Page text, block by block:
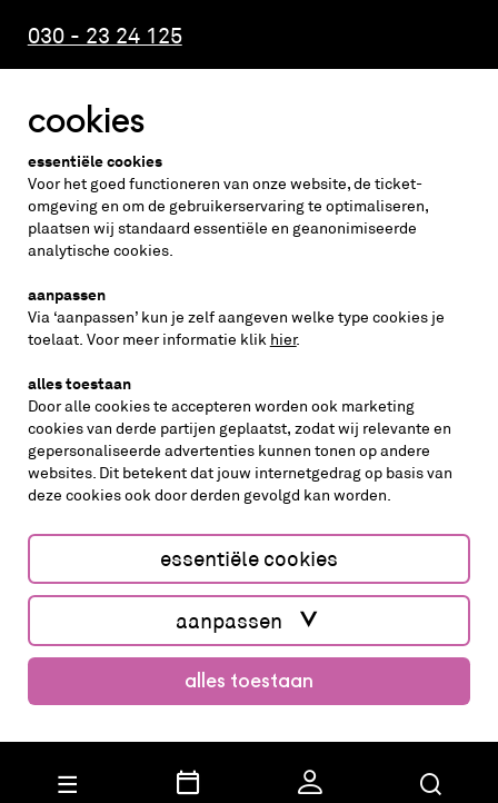
koop kaarten
030 - 23 24 125
Altijd weten wat er speelt?
vraag de nieuwsbrief aan
inschrijven
volg ons op
cookies aanpassen cookies/privacy
Website by The Cre8ion.Lab
cookies
essentiële cookies
Voor het goed functioneren van onze website, de ticket-
omgeving en om de gebruikerservaring te optimaliseren,
plaatsen wij standaard essentiële en geanonimiseerde
analytische cookies.
aanpassen
Via ‘aanpassen’ kun je zelf aangeven welke type cookies je
toelaat. Voor meer informatie klik hier.
alles toestaan
Door alle cookies te accepteren worden ook marketing
cookies van derde partijen geplaatst, zodat wij relevante en
gepersonaliseerde advertenties kunnen tonen op andere
websites. Dit betekent dat jouw internetgedrag op basis van
deze cookies ook door derden gevolgd kan worden.
essentiële cookies
aanpassen
alles toestaan